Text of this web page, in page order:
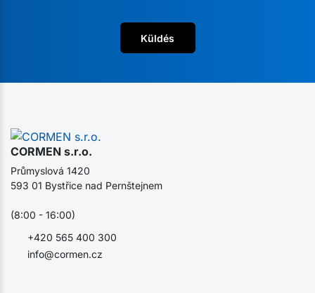
Küldés
CORMEN s.r.o.
info@cormen.cz
+420 565 400 300
Průmyslová 1420
593 01 Bystřice nad Pernštejnem
(8:00 - 16:00)